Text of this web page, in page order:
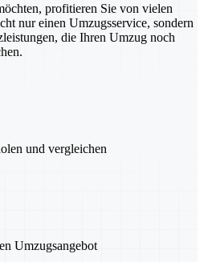
profitieren Sie von vielen
nur einen Umzugsservice, sondern
die Ihren Umzug noch
und vergleichen
Umzugsangebot